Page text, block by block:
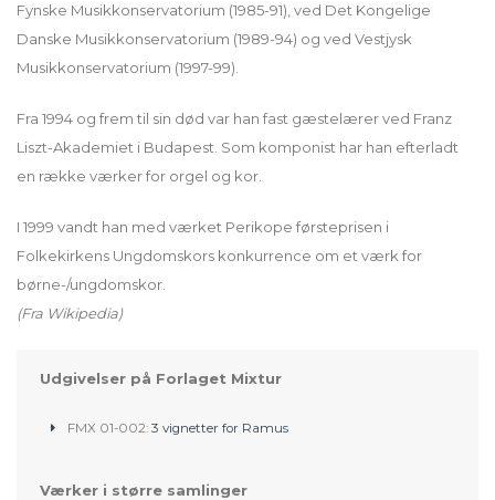
Fynske Musikkonservatorium (1985-91), ved Det Kongelige
Danske Musikkonservatorium (1989-94) og ved Vestjysk
Musikkonservatorium (1997-99).
Fra 1994 og frem til sin død var han fast gæstelærer ved Franz
Liszt-Akademiet i Budapest. Som komponist har han efterladt
en række værker for orgel og kor.
I 1999 vandt han med værket Perikope førsteprisen i
Folkekirkens Ungdomskors konkurrence om et værk for
børne-/ungdomskor.
(Fra Wikipedia)
Udgivelser på Forlaget Mixtur
FMX 01-002: 3 vignetter for Ramus
Værker i større samlinger